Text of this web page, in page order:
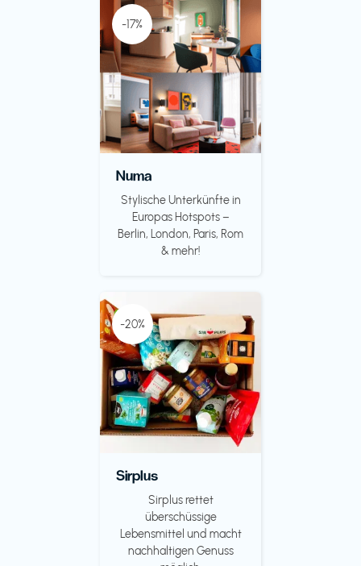
-17%
Numa
Stylische Unterkünfte in
Europas Hotspots –
Berlin, London, Paris, Rom
& mehr!
-20%
Sirplus
Sirplus rettet
überschüssige
Lebensmittel und macht
nachhaltigen Genuss